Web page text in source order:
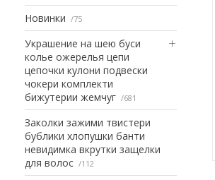
Новинки 75
Украшение на шею буси
колье ожерелья цепи
цепочки кулони подвески
чокери комплекти
бижутерии жемчуг
681
Заколки зажими твистери
бублики хлопушки банти
невидимка вкрутки защелки
для волос
112